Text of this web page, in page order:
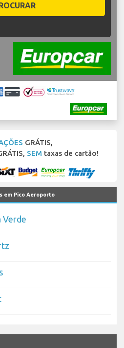
GRÁTIS,
SEM taxas de cartão!
em Pico Aeroporto
Verde